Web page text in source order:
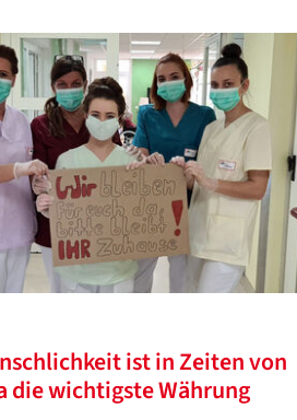
ist in Zeiten von
die wichtigste Währung